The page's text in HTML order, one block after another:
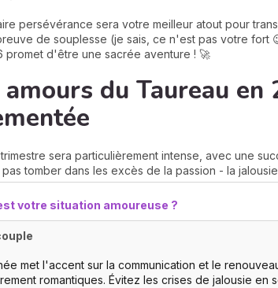
persévérance sera votre meilleur atout pour
de souplesse (je sais, ce n'est pas votre fort
promet d'être une sacrée aventure ! 🚀
amours du Taureau
sera particulièrement intense, avec une
tomber dans les excès de la passion - la
votre situation amoureuse ?
met l'accent sur la communication et le
romantiques. Évitez les crises de jalousie